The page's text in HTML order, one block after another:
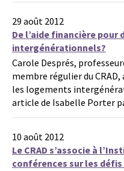
29 août 2012
De l’aide financière pour
intergénérationnels?
Carole Després,
membre régulier du
les logements
article de Isabelle Porter
10 août 2012
Le CRAD s’associe à
conférences sur les défis